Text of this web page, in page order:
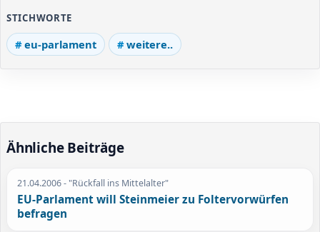
STICHWORTE
eu-parlament weitere..
Ähnliche Beiträge
21.04.2006- "Rückfall ins Mittelalter"
EU-Parlament will Steinmeier zu Foltervorwürfen
befragen